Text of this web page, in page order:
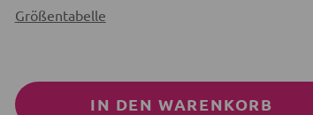
Größentabelle
IN DEN WARENKORB